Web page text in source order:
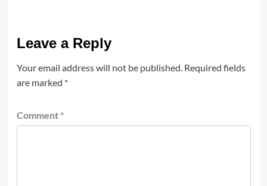
Leave a Reply
Your email address will not be published. Required fields
are marked *
Comment *